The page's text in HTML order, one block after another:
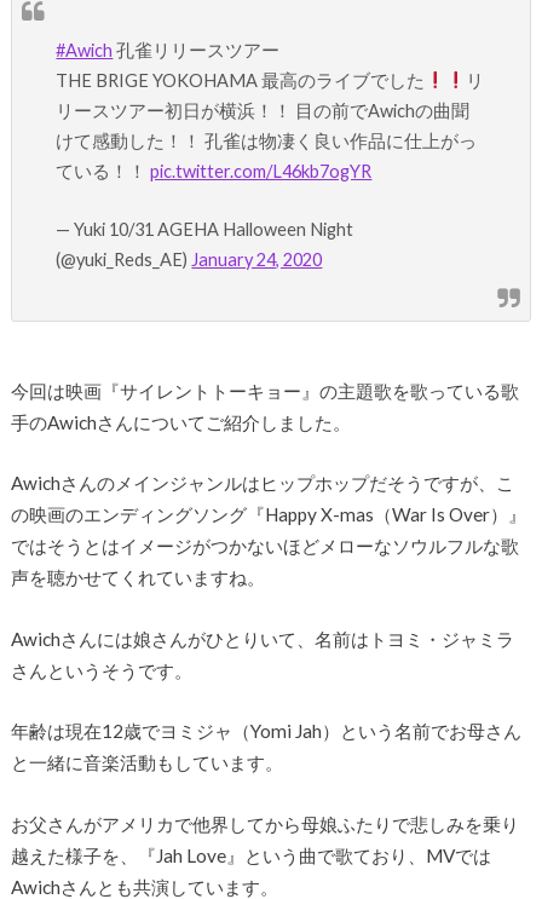
#Awich 孔雀リリースツアー
THE BRIGE YOKOHAMA 最高のライブでした
リ
リースツアー初日が横浜！！ 目の前でAwichの曲聞
けて感動した！！ 孔雀は物凄く良い作品に仕上がっ
ている！！pic.twitter.com/L46kb7ogYR
— Yuki 10/31 AGEHA Halloween Night
(@yuki_Reds_AE) January 24, 2020
今回は映画『サイレントトーキョー』の主題歌を歌っている歌
手のAwichさんについてご紹介しました。
Awichさんのメインジャンルはヒップホップだそうですが、こ
の映画のエンディングソング『Happy X-mas（War Is Over）』
ではそうとはイメージがつかないほどメローなソウルフルな歌
声を聴かせてくれていますね。
Awichさんには娘さんがひとりいて、名前はトヨミ・ジャミラ
さんというそうです。
年齢は現在12歳でヨミジャ（Yomi Jah）という名前でお母さん
と一緒に音楽活動もしています。
お父さんがアメリカで他界してから母娘ふたりで悲しみを乗り
越えた様子を、『Jah Love』という曲で歌ており、MVでは
Awichさんとも共演しています。